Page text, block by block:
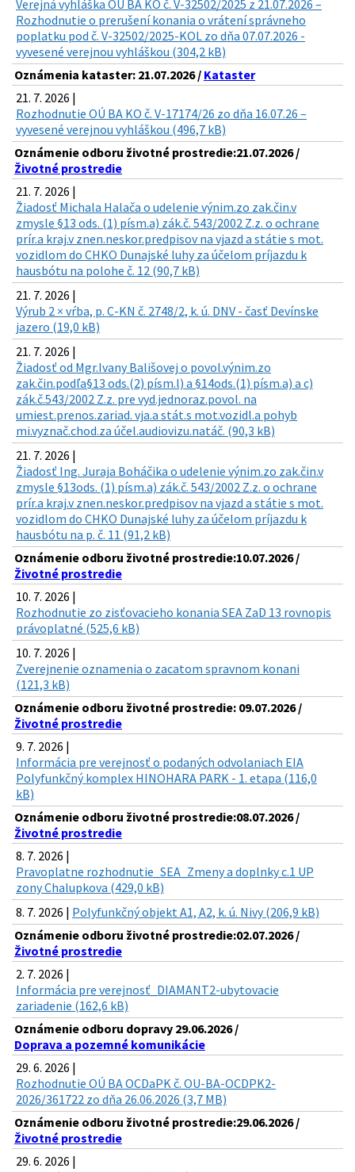
Verejná vyhláška OÚ BA KO č. V-32502/2025 z 21.07.2026 –
Rozhodnutie o prerušení konania o vrátení správneho
poplatku pod č. V-32502/2025-KOL zo dňa 07.07.2026 -
vyvesené verejnou vyhláškou (304,2 kB)
Oznámenia kataster: 21.07.2026 / Kataster
21. 7. 2026 |
Rozhodnutie OÚ BA KO č. V-17174/26 zo dňa 16.07.26 –
vyvesené verejnou vyhláškou (496,7 kB)
Oznámenie odboru životné prostredie:21.07.2026 /
Životné prostredie
21. 7. 2026 |
Žiadosť Michala Halača o udelenie výnim.zo zak.čin.v
zmysle §13 ods. (1) písm.a) zák.č. 543/2002 Z.z. o ochrane
prír.a kraj.v znen.neskor.predpisov na vjazd a státie s mot.
vozidlom do CHKO Dunajské luhy za účelom príjazdu k
hausbótu na polohe č. 12 (90,7 kB)
21. 7. 2026 |
Výrub 2 × vŕba, p. C-KN č. 2748/2, k. ú. DNV - časť Devínske
jazero (19,0 kB)
21. 7. 2026 |
Žiadosť od Mgr.Ivany Bališovej o povol.výnim.zo
zak.čin.podľa§13 ods.(2) písm.l) a §14ods.(1) písm.a) a c)
zák.č.543/2002 Z.z. pre vyd.jednoraz.povol. na
umiest.prenos.zariad. vja.a stát.s mot.vozidl.a pohyb
mi.vyznač.chod.za účel.audiovizu.natáč. (90,3 kB)
21. 7. 2026 |
Žiadosť Ing. Juraja Boháčika o udelenie výnim.zo zak.čin.v
zmysle §13ods. (1) písm.a) zák.č. 543/2002 Z.z. o ochrane
prír.a kraj.v znen.neskor.predpisov na vjazd a státie s mot.
vozidlom do CHKO Dunajské luhy za účelom príjazdu k
hausbótu na p. č. 11 (91,2 kB)
Oznámenie odboru životné prostredie:10.07.2026 /
Životné prostredie
10. 7. 2026 |
Rozhodnutie zo zisťovacieho konania SEA ZaD 13 rovnopis
právoplatné (525,6 kB)
10. 7. 2026 |
Zverejnenie oznamenia o zacatom spravnom konani
(121,3 kB)
Oznámenie odboru životné prostredie: 09.07.2026 /
Životné prostredie
9. 7. 2026 |
Informácia pre verejnosť o podaných odvolaniach EIA
Polyfunkčný komplex HINOHARA PARK - 1. etapa (116,0
kB)
Oznámenie odboru životné prostredie:08.07.2026 /
Životné prostredie
8. 7. 2026 |
Pravoplatne rozhodnutie_SEA_Zmeny a doplnky c.1 UP
zony Chalupkova (429,0 kB)
8. 7. 2026 | Polyfunkčný objekt A1, A2, k. ú. Nivy (206,9 kB)
Oznámenie odboru životné prostredie:02.07.2026 /
Životné prostredie
2. 7. 2026 |
Informácia pre verejnosť_DIAMANT2-ubytovacie
zariadenie (162,6 kB)
Oznámenie odboru dopravy 29.06.2026 /
Doprava a pozemné komunikácie
29. 6. 2026 |
Rozhodnutie OÚ BA OCDaPK č. OU-BA-OCDPK2-
2026/361722 zo dňa 26.06.2026 (3,7 MB)
Oznámenie odboru životné prostredie:29.06.2026 /
Životné prostredie
29. 6. 2026 |